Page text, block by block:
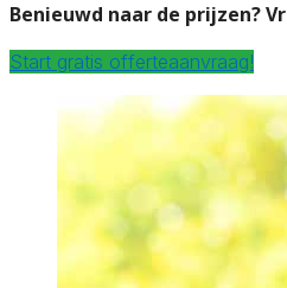
Benieuwd naar de prijzen?
Start gratis offerteaanvraag!